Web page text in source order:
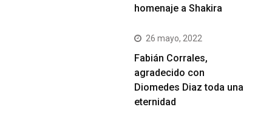
homenaje a Shakira
26 mayo, 2022
Fabián Corrales,
agradecido con
Diomedes Diaz toda una
eternidad